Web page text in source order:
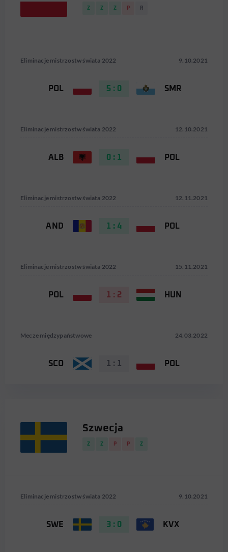
Z Z Z P R
Eliminacje mistrzostw świata 2022 9.10.2021
POL 5 : 0 SMR
Eliminacje mistrzostw świata 2022 12.10.2021
ALB 0 : 1 POL
Eliminacje mistrzostw świata 2022 12.11.2021
AND 1 : 4 POL
Eliminacje mistrzostw świata 2022 15.11.2021
POL 1 : 2 HUN
Mecze międzypaństwowe 24.03.2022
SCO 1 : 1 POL
Szwecja
Z Z P P Z
Eliminacje mistrzostw świata 2022 9.10.2021
SWE 3 : 0 KVX